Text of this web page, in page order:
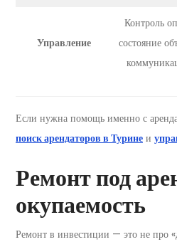
Управление
Контроль
состояние
Если нужна помощь именно с
поиск арендаторов в Турине и
Ремонт под
окупаемость
Ремонт в инвестиции — это не про